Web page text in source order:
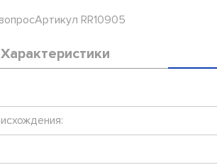
Артикул RR10905
Характеристики